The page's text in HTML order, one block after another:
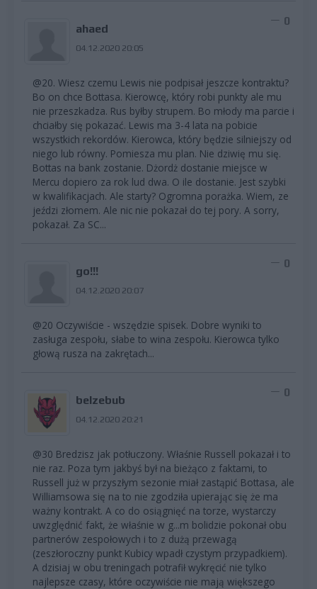
ahaed
04.12.2020 20:05
0
@20. Wiesz czemu Lewis nie podpisał jeszcze kontraktu?
Bo on chce Bottasa. Kierowcę, który robi punkty ale mu
nie przeszkadza. Rus byłby strupem. Bo młody ma parcie i
chciałby się pokazać. Lewis ma 3-4 lata na pobicie
wszystkich rekordów. Kierowca, który będzie silniejszy od
niego lub równy. Pomiesza mu plan. Nie dziwię mu się.
Bottas na bank zostanie. Dżordż dostanie miejsce w
Mercu dopiero za rok lud dwa. O ile dostanie. Jest szybki
w kwalifikacjach. Ale starty? Ogromna porażka. Wiem, ze
jeździ złomem. Ale nic nie pokazał do tej pory. A sorry,
pokazał. Za SC...
go!!!
04.12.2020 20:07
0
@20 Oczywiście - wszędzie spisek. Dobre wyniki to
zasługa zespołu, słabe to wina zespołu. Kierowca tylko
głową rusza na zakrętach...
belzebub
04.12.2020 20:21
0
@30 Bredzisz jak potłuczony. Właśnie Russell pokazał i to
nie raz. Poza tym jakbyś był na bieżąco z faktami, to
Russell już w przyszłym sezonie miał zastąpić Bottasa, ale
Williamsowa się na to nie zgodziła upierając się że ma
ważny kontrakt. A co do osiągnięć na torze, wystarczy
uwzględnić fakt, że właśnie w g...m bolidzie pokonał obu
partnerów zespołowych i to z dużą przewagą
(zeszłoroczny punkt Kubicy wpadł czystym przypadkiem).
A dzisiaj w obu treningach potrafił wykręcić nie tylko
najlepsze czasy, które oczywiście nie mają większego